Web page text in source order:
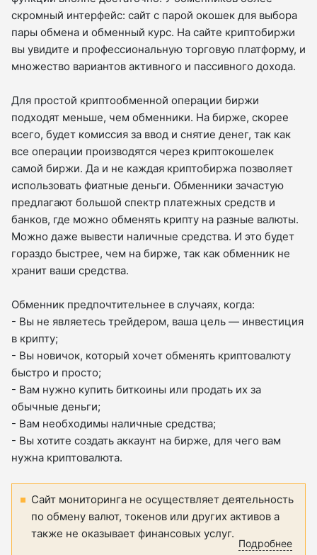
скромный интерфейс: сайт с парой окошек для выбора
пары обмена и обменный курс. На сайте криптобиржи
вы увидите и профессиональную торговую платформу, и
множество вариантов активного и пассивного дохода.
Для простой криптообменной операции биржи
подходят меньше, чем обменники. На бирже, скорее
всего, будет комиссия за ввод и снятие денег, так как
все операции производятся через криптокошелек
самой биржи. Да и не каждая криптобиржа позволяет
использовать фиатные деньги. Обменники зачастую
предлагают большой спектр платежных средств и
банков, где можно обменять крипту на разные валюты.
Можно даже вывести наличные средства. И это будет
гораздо быстрее, чем на бирже, так как обменник не
хранит ваши средства.
Обменник предпочтительнее в случаях, когда:
- Вы не являетесь трейдером, ваша цель — инвестиция
в крипту;
- Вы новичок, который хочет обменять криптовалюту
быстро и просто;
- Вам нужно купить биткоины или продать их за
обычные деньги;
- Вам необходимы наличные средства;
- Вы хотите создать аккаунт на бирже, для чего вам
нужна криптовалюта.
Сайт мониторинга не осуществляет деятельность
по обмену валют, токенов или других активов а
также не оказывает финансовых услуг.
Подробнее